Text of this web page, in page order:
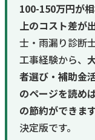
100-150万円が
上のコスト差が
士・雨漏り診断
工事経験から、
者選び・補助金
のページを読め
の節約ができます
決定版です。